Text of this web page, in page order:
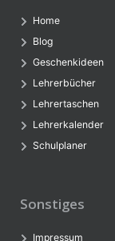
Home
Blog
Geschenkideen
Lehrerbücher
Lehrertaschen
Lehrerkalender
Schulplaner
Sonstiges
Impressum